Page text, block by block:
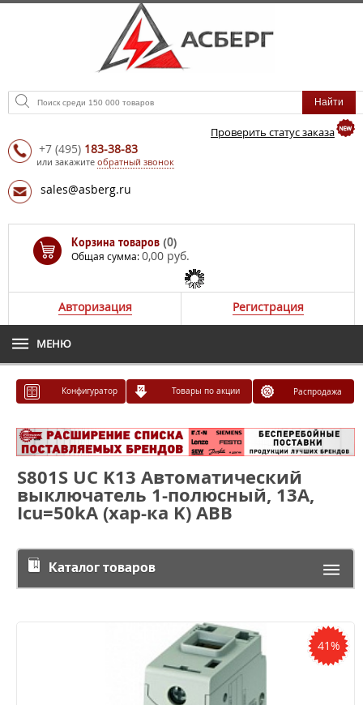
Проверить статус заказа
+7 (495) 183-38-83
или закажите обратный звонок
sales@asberg.ru
Корзина товаров (0)
Общая сумма:0,00 руб.
Авторизация Регистрация
МЕНЮ
Конфигуратор Товары по акции Распродажа
S801S UC K13 Автоматический
выключатель 1-полюсный, 13А,
Icu=50kA (хар-ка K) ABB
Каталог товаров
41%